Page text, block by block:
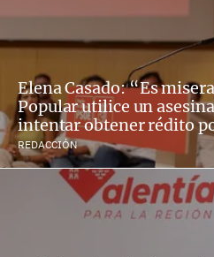
Elena Casado: “Es
Popular utilice un
intentar obtener rédito
REDACCIÓN